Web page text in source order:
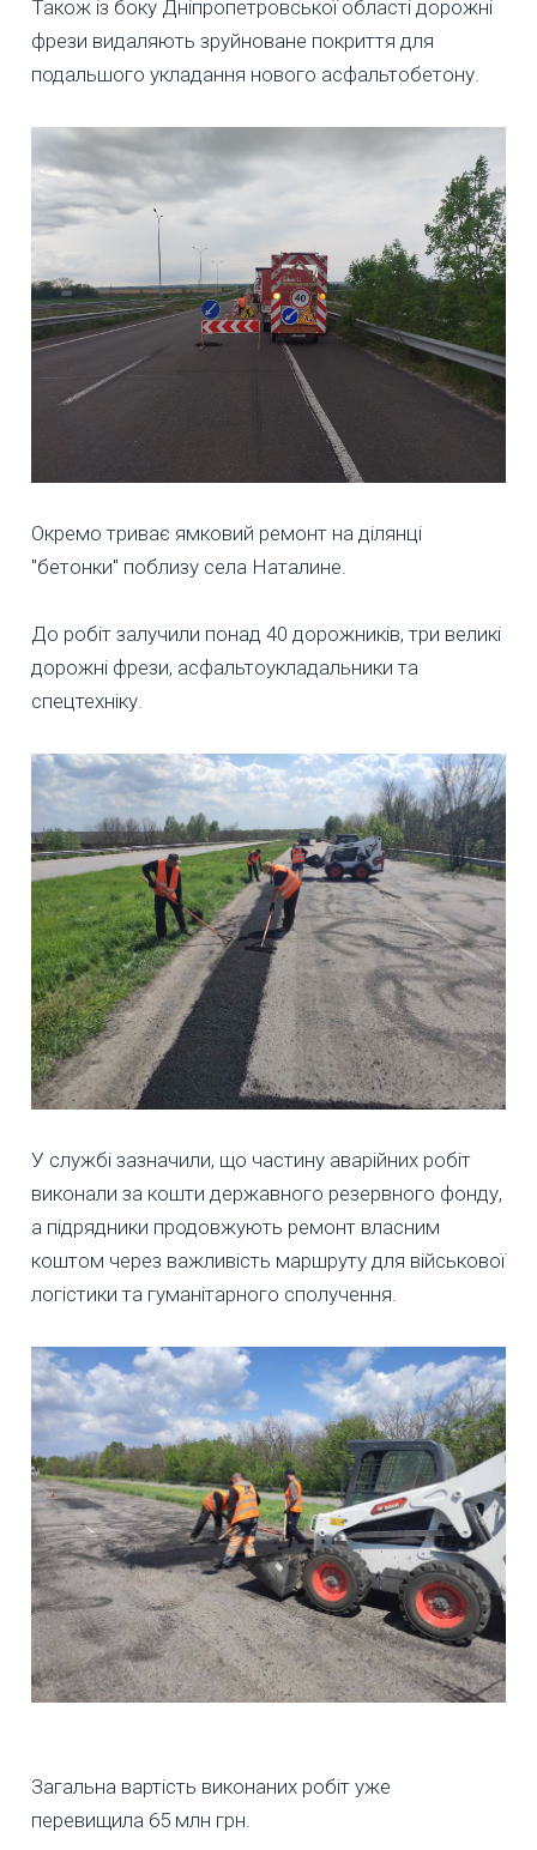
Також із боку Дніпропетровської області дорожні
фрези видаляють зруйноване покриття для
подальшого укладання нового асфальтобетону.
Окремо триває ямковий ремонт на ділянці
"бетонки" поблизу села Наталине.
До робіт залучили понад 40 дорожників, три великі
дорожні фрези, асфальтоукладальники та
спецтехніку.
У службі зазначили, що частину аварійних робіт
виконали за кошти державного резервного фонду,
а підрядники продовжують ремонт власним
коштом через важливість маршруту для військової
логістики та гуманітарного сполучення.
Загальна вартість виконаних робіт уже
перевищила 65 млн грн.